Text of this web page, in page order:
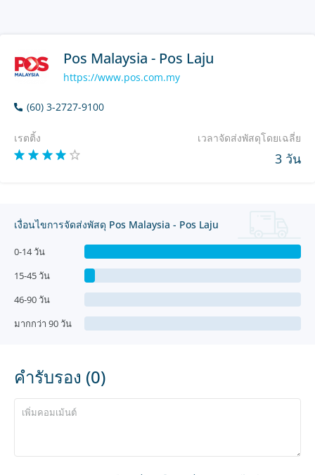
Pos Malaysia - Pos Laju
https://www.pos.com.my
(60) 3-2727-9100
เรตติ้ง เวลาจัดส่งพัสดุโดยเฉลี่ย
3 วัน
เงื่อนไขการจัดส่งพัสดุ Pos Malaysia - Pos Laju
0-14 วัน
15-45 วัน
46-90 วัน
มากกว่า 90 วัน
คำรับรอง (0)